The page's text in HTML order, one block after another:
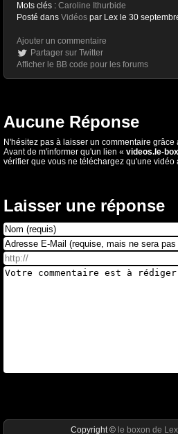
Mots clés : Caroline Ithurbide
Posté dans Vidéos par Lex le 30
Ajouter un commentaire
Partager sur Twitter
Afficher le BB code pour les forums
Aucune Réponse
N'hésitez pas à laisser un commentaire
Avant de m'informer qu'un lien « videos.le-
vérifier que vous ne téléchargez qu'une vidéo
Laisser une réponse
Copyright © le boxon de Lex